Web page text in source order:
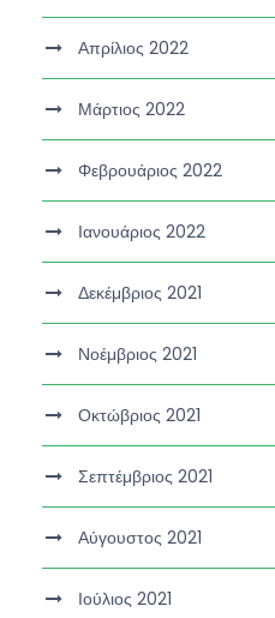
Απρίλιος 2022
Μάρτιος 2022
Φεβρουάριος 2022
Ιανουάριος 2022
Δεκέμβριος 2021
Νοέμβριος 2021
Οκτώβριος 2021
Σεπτέμβριος 2021
Αύγουστος 2021
Ιούλιος 2021